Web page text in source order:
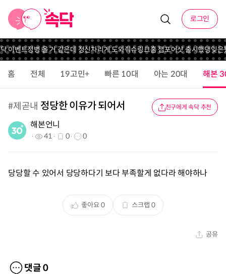
로그인
이벤트정병 올 거 같은데 정신차리게 도와줘슈링크홈 잽포어샷 출시했댕잊은
홈 전체 19고민+ 빠른 10대 아는 20대 해본
#제곧내 정당한 이유가 되어서 친구에게 속닥 추천
해본언니
41 0 0
당당할 수 있어서 당당하다기 보다 부족할게 없다라 해야하나
좋아요0 스크랩 0
공유
댓글0